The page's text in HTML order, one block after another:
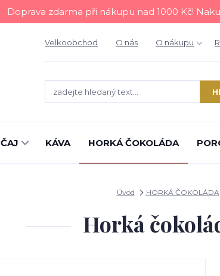
Doprava zdarma při nákupu nad 1000 Kč!
Velkoobchod O nás O nákupu
ČAJ KÁVA HORKÁ ČOKOLÁDA
Úvod HORKÁ ČOKOLÁDA
Horká